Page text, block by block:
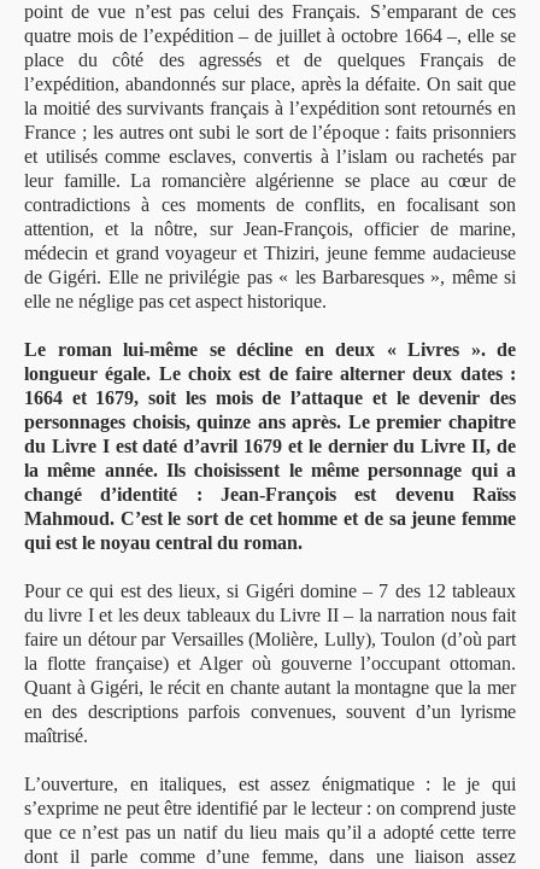
point de vue n’est pas celui des Français. S’emparant de ces
quatre mois de l’expédition – de juillet à octobre 1664 –, elle se
place du côté des agressés et de quelques Français de
l’expédition, abandonnés sur place, après la défaite. On sait que
la moitié des survivants français à l’expédition sont retournés en
France ; les autres ont subi le sort de l’époque : faits prisonniers
et utilisés comme esclaves, convertis à l’islam ou rachetés par
leur famille. La romancière algérienne se place au cœur de
contradictions à ces moments de conflits, en focalisant son
attention, et la nôtre, sur Jean-François, officier de marine,
médecin et grand voyageur et Thiziri, jeune femme audacieuse
de Gigéri. Elle ne privilégie pas « les Barbaresques », même si
elle ne néglige pas cet aspect historique.
Le roman lui-même se décline en deux « Livres ». de
longueur égale. Le choix est de faire alterner deux dates :
1664 et 1679, soit les mois de l’attaque et le devenir des
personnages choisis, quinze ans après. Le premier chapitre
du Livre I est daté d’avril 1679 et le dernier du Livre II, de
la même année. Ils choisissent le même personnage qui a
changé d’identité : Jean-François est devenu Raïss
Mahmoud. C’est le sort de cet homme et de sa jeune femme
qui est le noyau central du roman.
Pour ce qui est des lieux, si Gigéri domine – 7 des 12 tableaux
du livre I et les deux tableaux du Livre II – la narration nous fait
faire un détour par Versailles (Molière, Lully), Toulon (d’où part
la flotte française) et Alger où gouverne l’occupant ottoman.
Quant à Gigéri, le récit en chante autant la montagne que la mer
en des descriptions parfois convenues, souvent d’un lyrisme
maîtrisé.
L’ouverture, en italiques, est assez énigmatique : le je qui
s’exprime ne peut être identifié par le lecteur : on comprend juste
que ce n’est pas un natif du lieu mais qu’il a adopté cette terre
dont il parle comme d’une femme, dans une liaison assez